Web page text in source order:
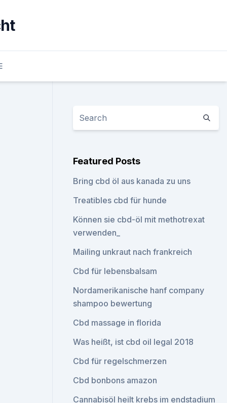
Featured Posts
Bring cbd öl aus kanada zu uns
Treatibles cbd für hunde
Können sie cbd-öl mit methotrexat
verwenden_
Mailing unkraut nach frankreich
Cbd für lebensbalsam
Nordamerikanische hanf company
shampoo bewertung
Cbd massage in florida
Was heißt, ist cbd oil legal 2018
Cbd für regelschmerzen
Cbd bonbons amazon
Cannabisöl heilt krebs im endstadium